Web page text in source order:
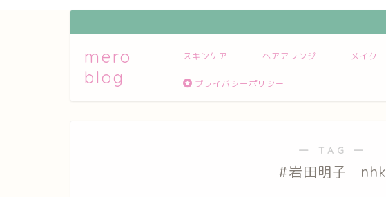
mero
blog
スキンケア ヘアアレンジ メイク
プライバシーポリシー
― TAG ―
#岩田明子 nhk